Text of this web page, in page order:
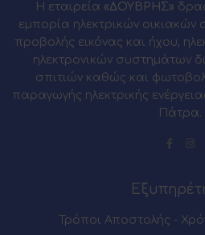
Η εταιρεία «ΔΟΥΒΡΗΣ»
εμπορία ηλεκτρικών
προβολής εικόνας και ήχου,
ηλεκτρονικών συστημάτων
σπιτιών καθώς και
παραγωγής ηλεκτρικής
Πάτρα.
Τρόποι Αποστολής -